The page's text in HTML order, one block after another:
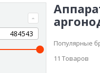
Популярные
11 Товаров